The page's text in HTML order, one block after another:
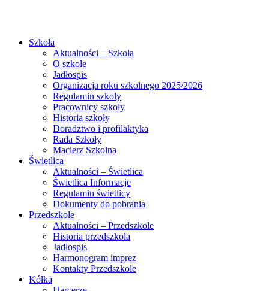
Szkoła
Aktualności – Szkoła
O szkole
Jadłospis
Organizacja roku szkolnego 2025/2026
Regulamin szkoly
Pracownicy szkoły
Historia szkoły
Doradztwo i profilaktyka
Rada Szkoły
Macierz Szkolna
Świetlica
Aktualności – Świetlica
Świetlica Informacje
Regulamin świetlicy
Dokumenty do pobrania
Przedszkole
Aktualności – Przedszkole
Historia przedszkola
Jadłospis
Harmonogram imprez
Kontakty Przedszkole
Kółka